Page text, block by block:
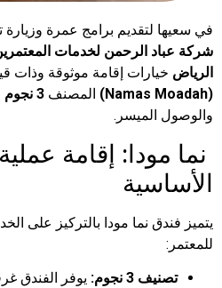
برامج عمرة وزيارة تلبي مختلف
الرحمن لخدمات المعتمرين
إقامة موثوقة وذات قيمة عالية.
المصنف3 نجوم
خياراً
إقامة عملية تلبي
نما مودا بالتركيز على الخدمات
يوفر الفندق غرفاً نظيفة